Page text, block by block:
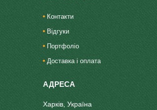
Контакти
Відгуки
Портфоліо
Доставка і оплата
Харків, Україна